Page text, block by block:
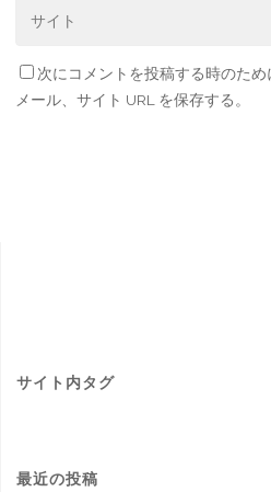
次にコメントを投稿する時のため
メール、サイト URL を保存する。
サイト内タグ
最近の投稿